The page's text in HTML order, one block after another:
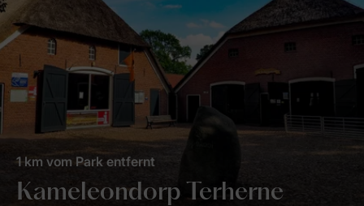
Kameleondorp Terherne
1 km vom Park entfernt